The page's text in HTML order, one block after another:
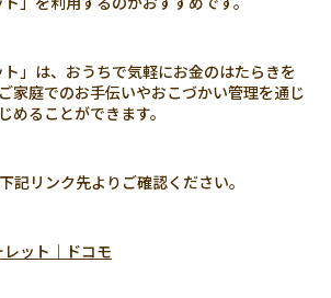
」は、おうちで気軽にお金のはたらきを
家庭でのお手伝いやおこづかい管理を通じ
めることができます。
記リンク先よりご確認ください。
ット｜ドコモ